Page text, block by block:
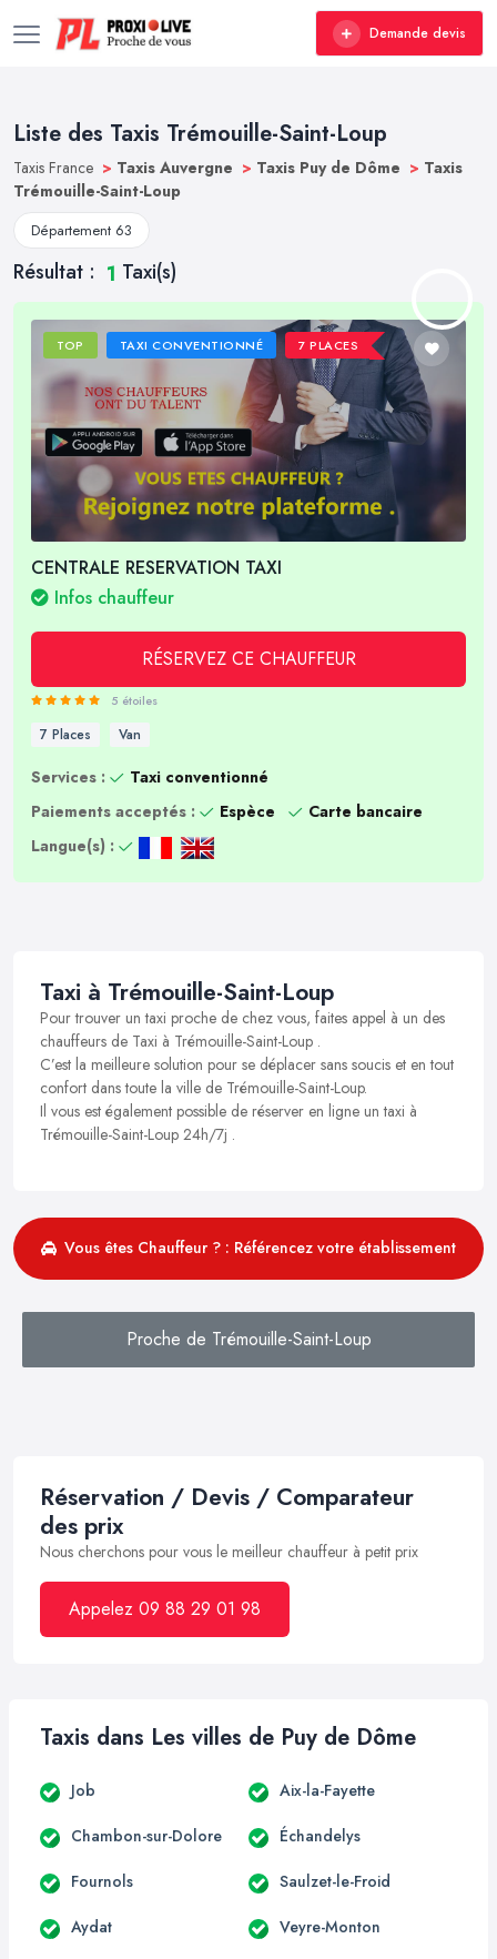
Demande devis
Liste des Taxis Trémouille-Saint-Loup
Taxis France > Taxis Auvergne > Taxis Puy de Dôme > Taxis
Trémouille-Saint-Loup
Département 63
Résultat : 1 Taxi(s)
TOP TAXI CONVENTIONNÉ 7 PLACES
CENTRALE RESERVATION TAXI
Infos chauffeur
RÉSERVEZ CE CHAUFFEUR
5 étoiles
7 Places Van
Services :
Taxi conventionné
Paiements acceptés :
Espèce
Carte bancaire
Langue(s) :
Taxi à Trémouille-Saint-Loup
Pour trouver un taxi proche de chez vous, faites appel à un des
chauffeurs de Taxi à Trémouille-Saint-Loup .
C’est la meilleure solution pour se déplacer sans soucis et en tout
confort dans toute la ville de Trémouille-Saint-Loup.
Il vous est également possible de réserver en ligne un taxi à
Trémouille-Saint-Loup 24h/7j .
Vous êtes Chauffeur ? : Référencez votre établissement
Proche de Trémouille-Saint-Loup
Réservation / Devis / Comparateur
des prix
Nous cherchons pour vous le meilleur chauffeur à petit prix
Appelez 09 88 29 01 98
Taxis dans Les villes de Puy de Dôme
Job Aix-la-Fayette
Chambon-sur-Dolore Échandelys
Fournols Saulzet-le-Froid
Aydat Veyre-Monton